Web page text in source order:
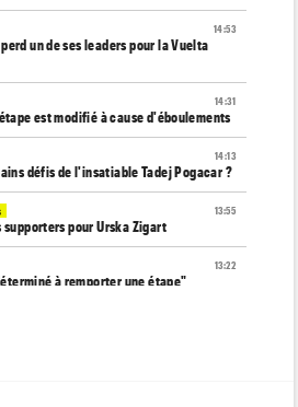
14:53
un de ses leaders pour la Vuelta
14:31
est modifié à cause d'éboulements
14:13
défis de l'insatiable Tadej Pogacar ?
13:55
supporters pour Urska Zigart
13:22
à remporter une étape"